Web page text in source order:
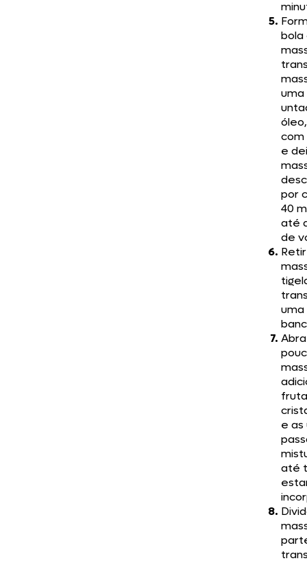
bola
com
e
por
40
até
de
uma
e as
até